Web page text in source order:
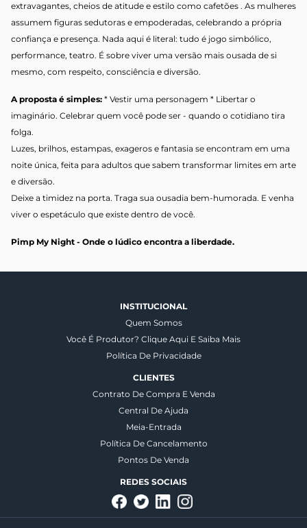
extravagantes, cheios de atitude e estilo como cafetões . As mulheres
assumem figuras sedutoras e empoderadas, celebrando a própria
confiança e presença. Nada aqui é literal: tudo é jogo simbólico,
performance, teatro. É sobre viver uma versão mais ousada de si
mesmo, com respeito, consciência e diversão.
A proposta é simples: * Vestir uma personagem * Libertar o
imaginário. Celebrar quem você pode ser - quando o cotidiano tira
folga.
Luzes, brilhos, estampas, exageros e fantasia se encontram em uma
noite única, feita para adultos que sabem transformar limites em arte
e diversão.
Deixe a timidez na porta. Traga sua ousadia bem-humorada. E venha
viver o espetáculo que existe dentro de você.
Pimp My Night - Onde o lúdico encontra a liberdade.
INSTITUCIONAL
Quem Somos
Você É Produtor? Clique Aqui E Saiba Mais
Política De Privacidade
CLIENTES
Contrato De Compra E Venda
Central De Ajuda
Meia-Entrada
Política De Cancelamento
Pontos De Venda
REDES SOCIAIS